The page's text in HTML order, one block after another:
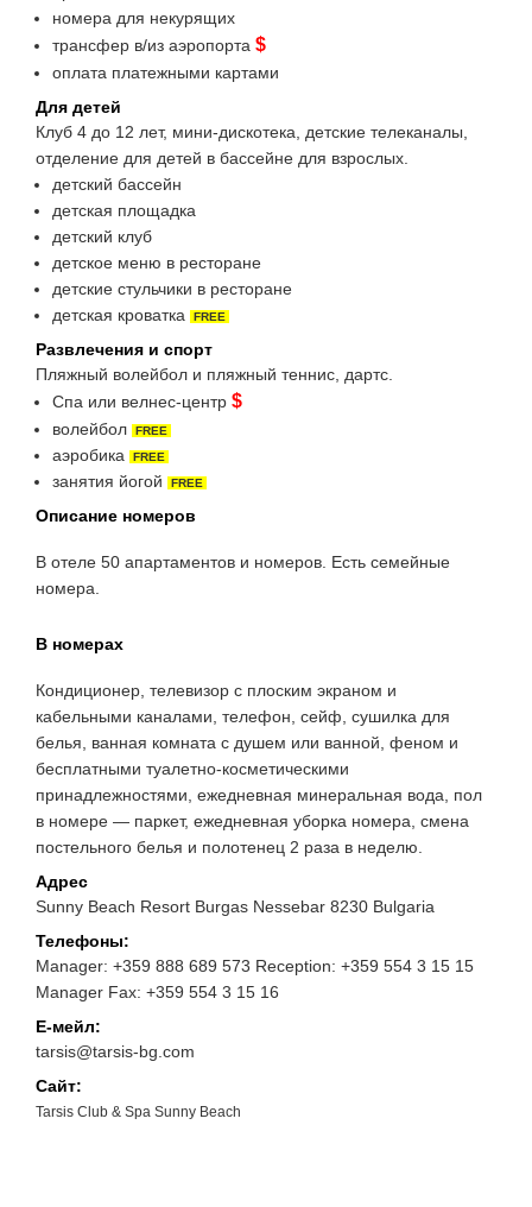
номера для некурящих
трансфер в/из аэропорта $
оплата платежными картами
Для детей
Клуб 4 до 12 лет, мини-дискотека, детские телеканалы,
отделение для детей в бассейне для взрослых.
детский бассейн
детская площадка
детский клуб
детское меню в ресторане
детские стульчики в ресторане
детская кроватка
FREE
Развлечения и спорт
Пляжный волейбол и пляжный теннис, дартс.
Спа или велнес-центр $
волейбол FREE
аэробика FREE
занятия йогой FREE
Описание номеров
В отеле 50 апартаментов и номеров. Есть семейные
номера.
В номерах
Кондиционер, телевизор с плоским экраном и
кабельными каналами, телефон, сейф, сушилка для
белья, ванная комната с душем или ванной, феном и
бесплатными туалетно-косметическими
принадлежностями, ежедневная минеральная вода, пол
в номере — паркет, ежедневная уборка номера, смена
постельного белья и полотенец 2 раза в неделю.
Адрес
Sunny Beach Resort Burgas Nessebar 8230 Bulgaria
Телефоны:
Manager: +359 888 689 573 Reception: +359 554 3 15 15
Manager Fax: +359 554 3 15 16
Е-мейл:
tarsis@tarsis-bg.com
Сайт:
Tarsis Club & Spa Sunny Beach